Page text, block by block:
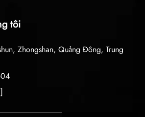
tôi
Zhongshan, Quảng Đông, Trung